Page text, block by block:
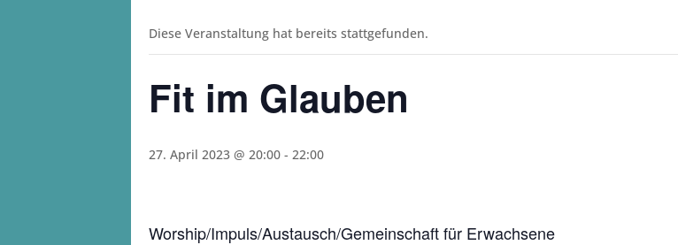
Diese Veranstaltung hat bereits stattgefunden.
Fit im Glauben
27. April 2023 @ 20:00 - 22:00
Worship/Impuls/Austausch/Gemeinschaft für Erwachsene